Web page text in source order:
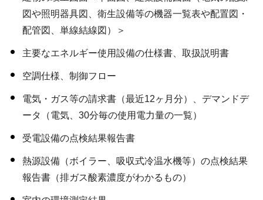
図や照明器具図、衛生設備等の機器一覧表や配置図・
配管図、単線結線図）＞
主要なエネルギー使用設備の仕様書、取扱説明書
空調仕様、制御フロー
電気・ガス等の請求書（最近12ヶ月分）、デマンドデ
ータ（電気、30分毎の使用電力量の一覧）
受電設備の点検結果報告書
熱源設備（ボイラー、吸収式冷温水機等）の点検結果
報告書（排ガス酸素濃度がわかるもの）